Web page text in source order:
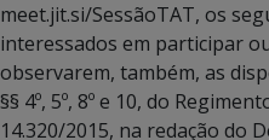
meet.jit.si/SessãoTAT, os
interessados em participar
observarem, também, as
§§ 4º, 5º, 8º e 10, do
14.320/2015, na redação do